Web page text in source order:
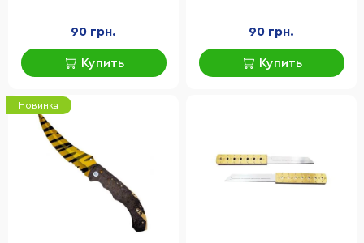
90 грн.
Купить
90 грн.
Купить
Новинка